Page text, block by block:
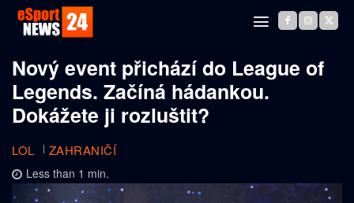
Nový event přichází do League of
Legends. Začíná hádankou.
Dokážete ji rozluštit?
LOL ZAHRANIČÍ
Less than 1 min.